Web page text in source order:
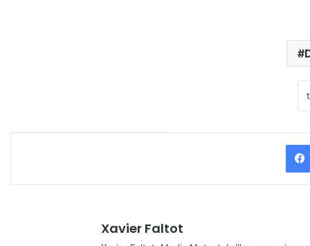
Xavier Faltot